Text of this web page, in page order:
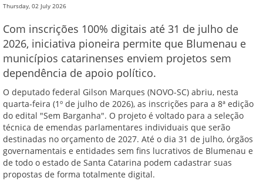
Thursday, 02 July 2026
Com inscrições 100% digitais até 31 de julho de
2026, iniciativa pioneira permite que Blumenau e
municípios catarinenses enviem projetos sem
dependência de apoio político.
O deputado federal Gilson Marques (NOVO-SC) abriu, nesta
quarta-feira (1º de julho de 2026), as inscrições para a 8ª edição
do edital "Sem Barganha". O projeto é voltado para a seleção
técnica de emendas parlamentares individuais que serão
destinadas no orçamento de 2027. Até o dia 31 de julho, órgãos
governamentais e entidades sem fins lucrativos de Blumenau e
de todo o estado de Santa Catarina podem cadastrar suas
propostas de forma totalmente digital.